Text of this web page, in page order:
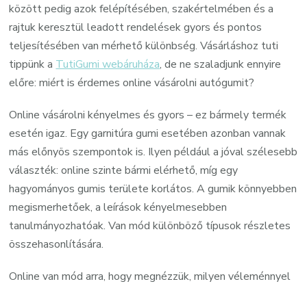
között pedig azok felépítésében, szakértelmében és a
rajtuk keresztül leadott rendelések gyors és pontos
teljesítésében van mérhető különbség. Vásárláshoz tuti
tippünk a TutiGumi webáruháza, de ne szaladjunk ennyire
előre: miért is érdemes online vásárolni autógumit?
Online vásárolni kényelmes és gyors – ez bármely termék
esetén igaz. Egy garnitúra gumi esetében azonban vannak
más előnyös szempontok is. Ilyen például a jóval szélesebb
választék: online szinte bármi elérhető, míg egy
hagyományos gumis területe korlátos. A gumik könnyebben
megismerhetőek, a leírások kényelmesebben
tanulmányozhatóak. Van mód különböző típusok részletes
összehasonlítására.
Online van mód arra, hogy megnézzük, milyen véleménnyel